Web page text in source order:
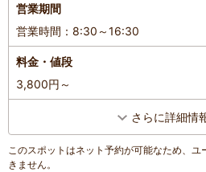
営業期間
営業時間：8:30～16:30
料金・値段
3,800円～
さらに詳細情
このスポットはネット予約が可能なため、
きません。